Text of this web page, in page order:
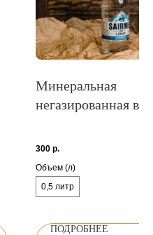
Минеральная
негазированная
300 р.
Объем (л)
0,5 литр
ПОДРОБНЕЕ